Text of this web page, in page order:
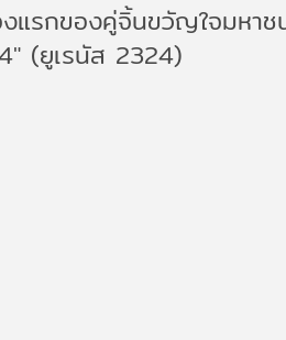
แรกของคู่จิ้นขวัญใจมหา
(ยูเรนัส 2324)